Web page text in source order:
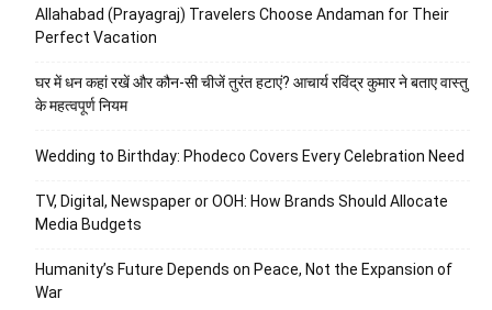
Allahabad (Prayagraj) Travelers Choose Andaman for Their
Perfect Vacation
घर में धन कहां रखें और कौन-सी चीजें तुरंत हटाएं? आचार्य रविंद्र कुमार ने बताए वास्तु
के महत्वपूर्ण नियम
Wedding to Birthday: Phodeco Covers Every Celebration Need
TV, Digital, Newspaper or OOH: How Brands Should Allocate
Media Budgets
Humanity’s Future Depends on Peace, Not the Expansion of
War